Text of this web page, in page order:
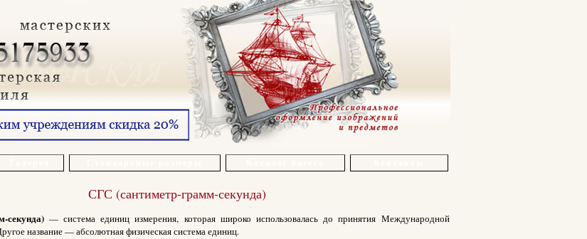
СГС (сантиметр-грамм-секунда)
секунда)— система единиц измерения, которая широко использовалась до принятия Международной
название — абсолютная физическая система единиц.